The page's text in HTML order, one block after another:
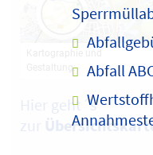
Abfall
Hier geht´s
zur